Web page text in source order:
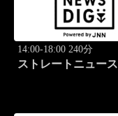
14:00-18:00 240分
ストレートニュース